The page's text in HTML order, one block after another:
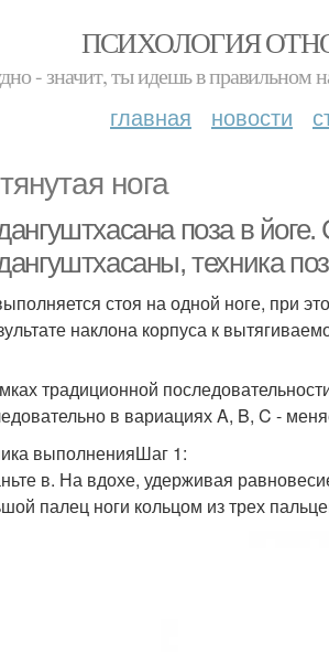
ПСИХОЛОГИЯ
- значит, ты идешь в правильном
главная новости
нога
поза в
техника
стоя на одной ноге, при
наклона корпуса к
традиционной
в вариациях A, B, C -
выполненияШаг 1:
в. На вдохе, удерживая
палец ноги кольцом из трех